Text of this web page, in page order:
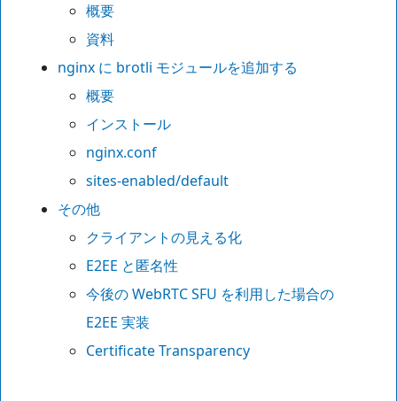
概要
資料
nginx に brotli モジュールを追加する
概要
インストール
nginx.conf
sites-enabled/default
その他
クライアントの見える化
E2EE と匿名性
今後の WebRTC SFU を利用した場合の
E2EE 実装
Certificate Transparency